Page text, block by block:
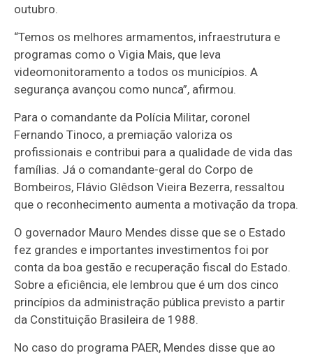
outubro.
“Temos os melhores armamentos, infraestrutura e
programas como o Vigia Mais, que leva
videomonitoramento a todos os municípios. A
segurança avançou como nunca”, afirmou.
Para o comandante da Polícia Militar, coronel
Fernando Tinoco, a premiação valoriza os
profissionais e contribui para a qualidade de vida das
famílias. Já o comandante-geral do Corpo de
Bombeiros, Flávio Glêdson Vieira Bezerra, ressaltou
que o reconhecimento aumenta a motivação da tropa.
O governador Mauro Mendes disse que se o Estado
fez grandes e importantes investimentos foi por
conta da boa gestão e recuperação fiscal do Estado.
Sobre a eficiência, ele lembrou que é um dos cinco
princípios da administração pública previsto a partir
da Constituição Brasileira de 1988.
No caso do programa PAER, Mendes disse que ao